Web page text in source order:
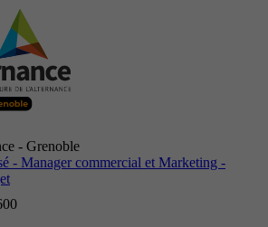
- Grenoble
- Manager commercial et Marketing -